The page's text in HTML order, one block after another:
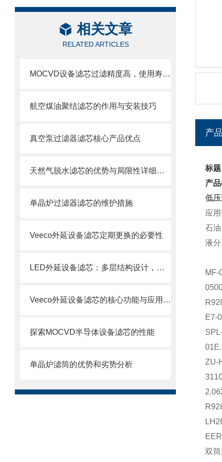
相关文章
RELATED ARTICLES
MOCVD设备滤芯过滤精度高，使用寿命长
航空煤油聚结滤芯的作用与安装技巧
真空泵过滤器滤芯核心产品优点
天然气脱水滤芯的优势与局限性详细分析
单晶炉过滤器滤芯的维护措施
Veeco外延设备滤芯定期更换的必要性
LED外延设备滤芯：多层结构设计，层层过滤防护
Veeco外延设备滤芯的核心功能与应用场景
探索MOCVD半导体设备滤芯的性能
单晶炉滤筒的优势和劣势分析
产
标
产
低
应
石
液
MF-
E7-
ZU-
双